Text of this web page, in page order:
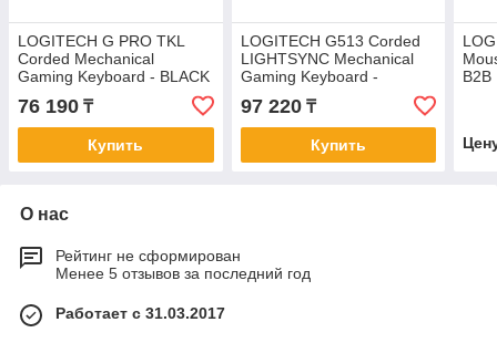
LOGITECH G PRO TKL
Corded Mechanical
Gaming Keyboard - BLACK
- RUS - USB - CLICKY
76 190 ₸
Купить
LOGITECH G513 Corded
LIGHTSYNC Mechanical
Gaming Keyboard -
CARBON - RUS - USB -
TACTILE
97 220₸
Купить
B2B
О нас
Рейтинг не сформирован
Менее 5 отзывов за последний год
Работает с 31.03.2017